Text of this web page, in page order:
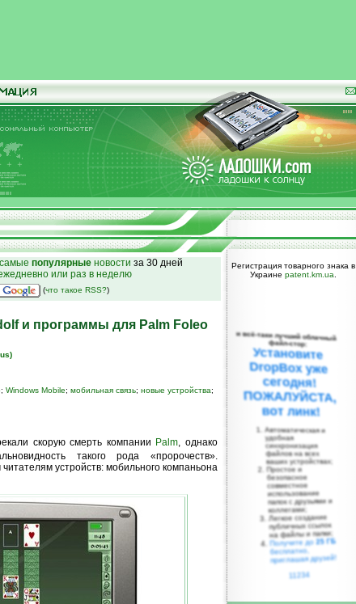
самые популярные новости за 30 дней
или раз в неделю
(что такое RSS?)
и программы для Palm Foleo
; Windows Mobile; мобильная связь; новые устройства;
скорую смерть компании Palm, однако
такого рода «пророчеств».
устройств: мобильного компаньона
Регистрация товарного знака в
Украине patent.km.ua
и всё-таки лучший облачный
файл-стор:
Установите
DropBox уже
сегодня!
ПОЖАЛУЙСТА,
вот линк!
Автоматическая и
удобная
синхронизация
файлов на всех
ваших устройствах;
Простое и
безопасное
совместное
использование
папок с друзьями и
коллегами;
Легкое создание
публичных ссылок
на файлы и папки;
Получите до25 ГБ
бесплатно,
приглашая друзей!
11234